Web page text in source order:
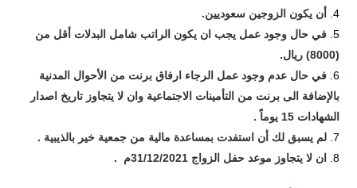
أن يكون الزوجين سعوديين.
في حال وجود عمل يجب ان يكون الراتب شامل البدلات أقل من
(8000) ريال
.
في حال عدم وجود عمل الرجاء ارفاق برنت من الأحوال المدنية
بالإضافة الى برنت من التأمينات الاجتماعية وان لا يتجاوز تاريخ اصدار
الشهادات 15 يوماً
.
لم يسبق لك أن استفدت بمساعدة مالية من جمعية خير بالذيبية .
ان لا يتجاوز موعد حفل الزواج 31/12/2021م
.